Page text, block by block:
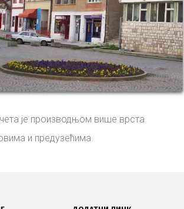
је производњом више врста
и предузећима.